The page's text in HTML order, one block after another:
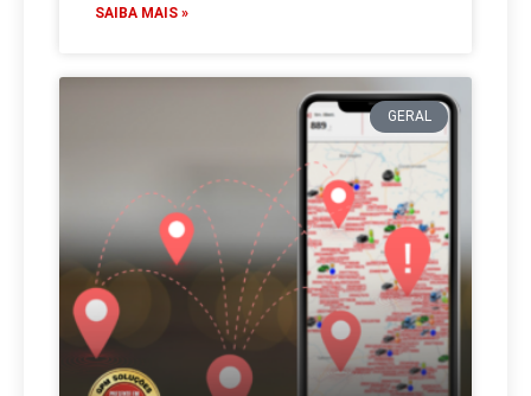
SAIBA MAIS »
GERAL